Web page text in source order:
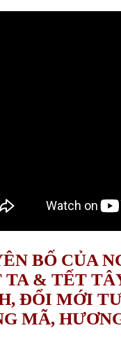
BỐ CỦA
TA & TẾT
ĐỔI MỚI
MÃ,